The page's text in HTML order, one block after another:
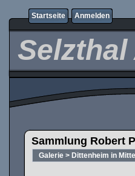
Startseite Anmelden
Sammlung Robert
Galerie > Dittenheim in